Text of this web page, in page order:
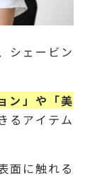
シェービン
ン」や「美
るアイテム
面に触れる